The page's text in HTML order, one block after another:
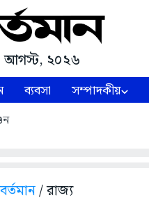
আগস্ট, ২০২৬
ব্যবসা সম্পাদকীয়
বর্তমান/ রাজ্য